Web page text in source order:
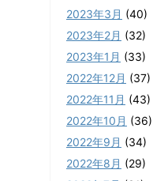
2023年3月 (40)
2023年2月 (32)
2023年1月 (33)
2022年12月 (37)
2022年11月 (43)
2022年10月 (36)
2022年9月 (34)
2022年8月 (29)